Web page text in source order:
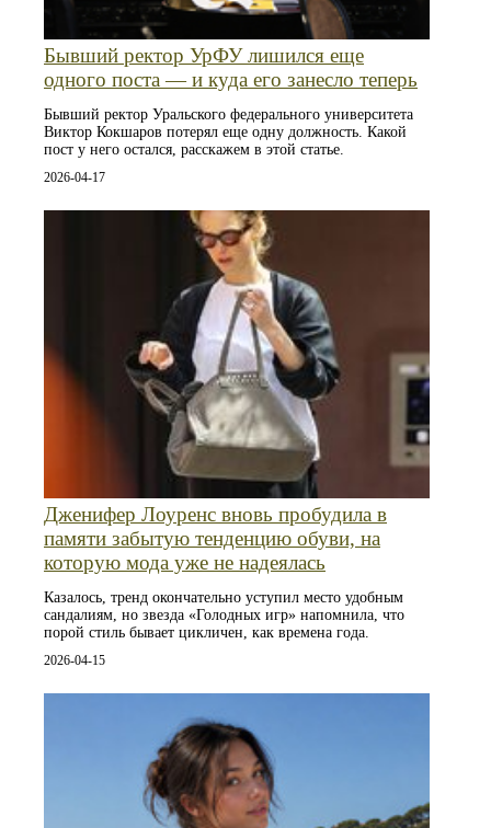
Бывший ректор УрФУ лишился еще
одного поста — и куда его занесло теперь
Бывший ректор Уральского федерального университета
Виктор Кокшаров потерял еще одну должность. Какой
пост у него остался, расскажем в этой статье.
2026-04-17
Дженифер Лоуренс вновь пробудила в
памяти забытую тенденцию обуви, на
которую мода уже не надеялась
Казалось, тренд окончательно уступил место удобным
сандалиям, но звезда «Голодных игр» напомнила, что
порой стиль бывает цикличен, как времена года.
2026-04-15